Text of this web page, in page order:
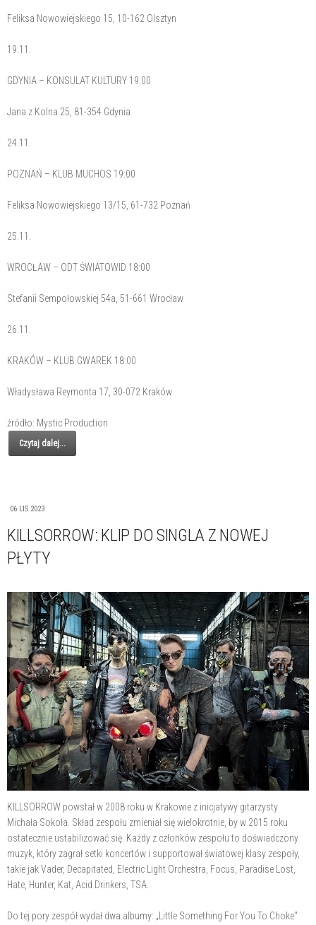
Feliksa Nowowiejskiego 15, 10-162 Olsztyn
19.11.
GDYNIA – KONSULAT KULTURY 19:00
Jana z Kolna 25, 81-354 Gdynia
24.11.
POZNAŃ – KLUB MUCHOS 19:00
Feliksa Nowowiejskiego 13/15, 61-732 Poznań
25.11.
WROCŁAW – ODT ŚWIATOWID 18:00
Stefanii Sempołowskiej 54a, 51-661 Wrocław
26.11.
KRAKÓW – KLUB GWAREK 18:00
Władysława Reymonta 17, 30-072 Kraków
źródło: Mystic Production
Czytaj dalej...
06 LIS 2023
KILLSORROW: KLIP DO SINGLA Z NOWEJ
PŁYTY
KILLSORROW powstał w 2008 roku w Krakowie z inicjatywy gitarzysty
Michała Sokoła. Skład zespołu zmieniał się wielokrotnie, by w 2015 roku
ostatecznie ustabilizować się. Każdy z członków zespołu to doświadczony
muzyk, który zagrał setki koncertów i supportował światowej klasy zespoły,
takie jak Vader, Decapitated, Electric Light Orchestra, Focus, Paradise Lost,
Hate, Hunter, Kat, Acid Drinkers, TSA.
Do tej pory zespół wydał dwa albumy: „Little Something For You To Choke"